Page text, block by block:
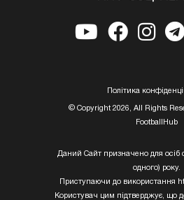
Полiтика
© Copyright 2026, All Rights
FootballHub
Даний Сайт призначено для осіб
одного) року.
Приступаючи до використання
Користувач цим підтверджує, що